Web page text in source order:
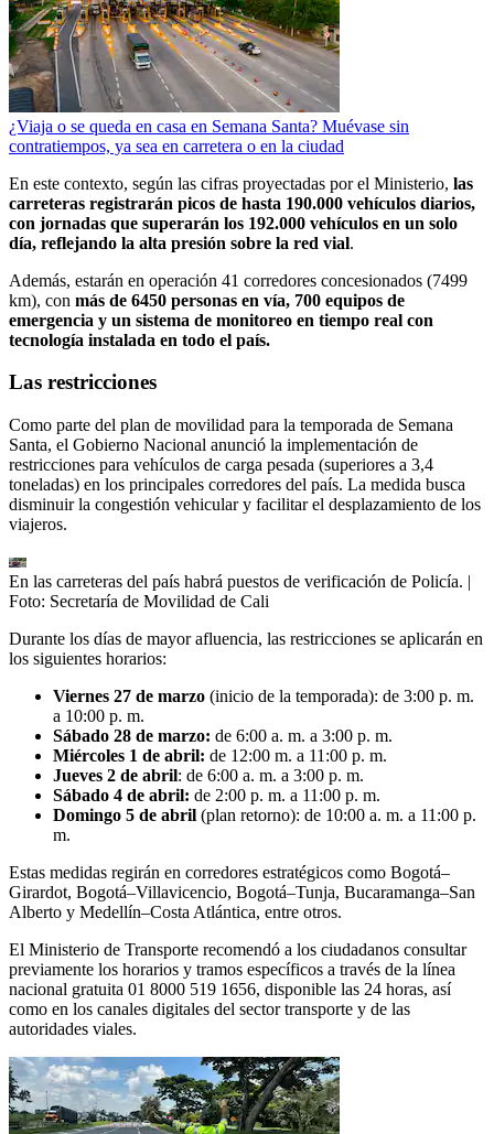
¿Viaja o se queda en casa en Semana Santa? Muévase sin
contratiempos, ya sea en carretera o en la ciudad
En este contexto, según las cifras proyectadas por el Ministerio, las
carreteras registrarán picos de hasta 190.000 vehículos diarios,
con jornadas que superarán los 192.000 vehículos en un solo
día, reflejando la alta presión sobre la red vial.
Además, estarán en operación 41 corredores concesionados (7499
km), con más de 6450 personas en vía, 700 equipos de
emergencia y un sistema de monitoreo en tiempo real con
tecnología instalada en todo el país.
Las restricciones
Como parte del plan de movilidad para la temporada de Semana
Santa, el Gobierno Nacional anunció la implementación de
restricciones para vehículos de carga pesada (superiores a 3,4
toneladas) en los principales corredores del país. La medida busca
disminuir la congestión vehicular y facilitar el desplazamiento de los
viajeros.
En las carreteras del país habrá puestos de verificación de Policía. |
Foto: Secretaría de Movilidad de Cali
Durante los días de mayor afluencia, las restricciones se aplicarán en
los siguientes horarios:
Viernes 27 de marzo (inicio de la temporada): de 3:00 p. m.
a 10:00 p. m.
Sábado 28 de marzo: de 6:00 a. m. a 3:00 p. m.
Miércoles 1 de abril: de 12:00 m. a 11:00 p. m.
Jueves 2 de abril: de 6:00 a. m. a 3:00 p. m.
Sábado 4 de abril: de 2:00 p. m. a 11:00 p. m.
Domingo 5 de abril (plan retorno): de 10:00 a. m. a 11:00 p.
m.
Estas medidas regirán en corredores estratégicos como Bogotá–
Girardot, Bogotá–Villavicencio, Bogotá–Tunja, Bucaramanga–San
Alberto y Medellín–Costa Atlántica, entre otros.
El Ministerio de Transporte recomendó a los ciudadanos consultar
previamente los horarios y tramos específicos a través de la línea
nacional gratuita 01 8000 519 1656, disponible las 24 horas, así
como en los canales digitales del sector transporte y de las
autoridades viales.